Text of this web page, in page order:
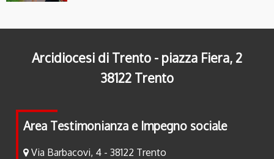
Arcidiocesi di Trento - piazza Fiera, 2
38122 Trento
Area Testimonianza e Impegno sociale
Via Barbacovi, 4 - 38122 Trento